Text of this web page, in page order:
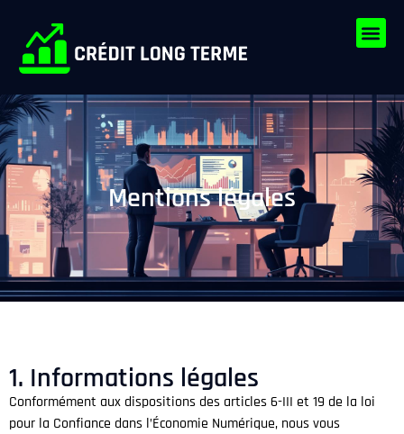
Mentions légales
1. Informations légales
Conformément aux dispositions des articles 6-III et 19 de la loi
pour la Confiance dans l’Économie Numérique, nous vous